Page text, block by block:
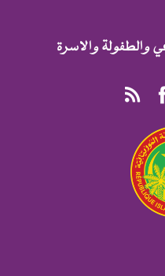
والطفولة والاسرة